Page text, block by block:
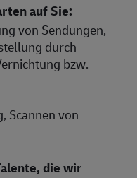
auf Sie:
von Sendungen,
durch
bzw.
Scannen von
die wir